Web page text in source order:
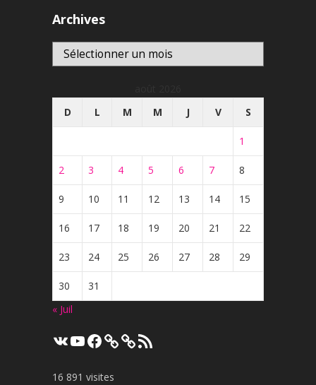
Archives
Archives
D
L M M J V S
1
2 3 4 5 6 7 8
9 10 11 12 13 14 15
16 17 18 19 20 21 22
23 24 25 26 27 28 29
30
31
« Juil
VK YouTube
Facebook Flux
RSS
16 891 visites